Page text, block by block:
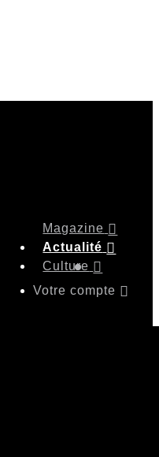
Magazine
Actualité
Culture
Votre compte